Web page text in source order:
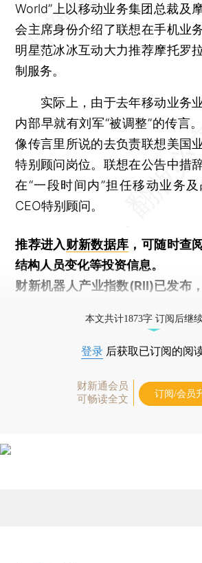
World”上以移动业务集团总裁及
会主席身份介绍了联想在手机业
明星范冰冰互动大力推荐摩托罗
制服务。
实际上，由于去年移动业务业
内部早就有刘军“被调整”的传言
像传言里所说的去负责联想美国
特别顾问岗位。联想在公告中措
在“一段时间内”担任移动业务
CEO特别顾问。
推荐进入财新数据库 ，可随时查
结构人员变化等投资信息。
财新机器人产业指数(RII)已发布，
本文共计1873字 订阅后继
登录 后获取已订阅的阅
财新通会员
可畅读全文
订阅/会员